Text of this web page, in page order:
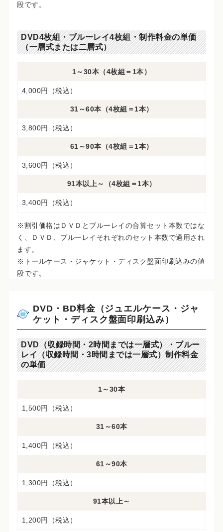
段です。
DVD4枚組・ブルーレイ4枚組・制作料金の単価
（一層式または二層式）
1～30本（4枚組＝1本）
4,000円（税込）
31～60本（4枚組＝1本）
3,800円（税込）
61～90本（4枚組＝1本）
3,600円（税込）
91本以上～（4枚組＝1本）
3,400円（税込）
※割引価格はＤＶＤとブルーレイの合算セット本数ではな
く、ＤＶＤ、ブルーレイそれぞれのセット本数で適用され
ます。
※トールケース・ジャケット・ディスク盤面印刷込みの値
段です。
DVD・BD料金（ジュエルケース・ジャ
ケット・ディスク盤面印刷込み）
DVD（収録時間・2時間までは一層式）・ブルー
レイ（収録時間・3時間までは一層式）制作料金
の単価
1～30本
1,500円（税込）
31～60本
1,400円（税込）
61～90本
1,300円（税込）
91本以上～
1,200円（税込）